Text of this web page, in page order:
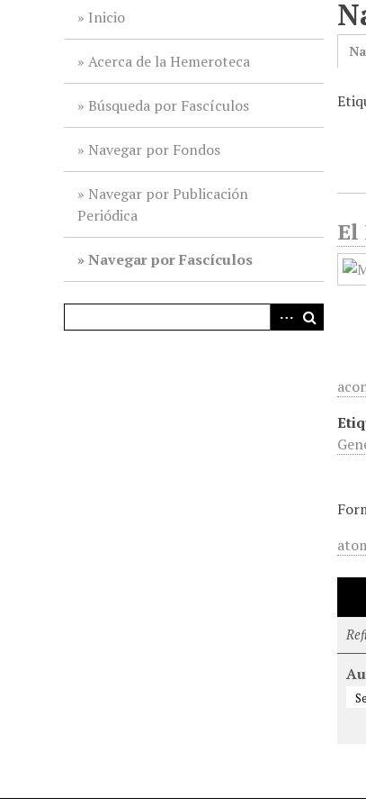
Inicio
Acerca de la Hemeroteca
Búsqueda por Fascículos
Navegar por Fondos
Navegar por Publicación
Periódica
Navegar por Fascículos
El